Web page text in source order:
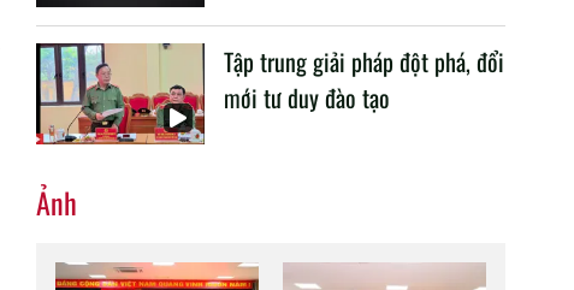
Tập trung giải pháp đột phá, đổi
mới tư duy đào tạo
Ảnh